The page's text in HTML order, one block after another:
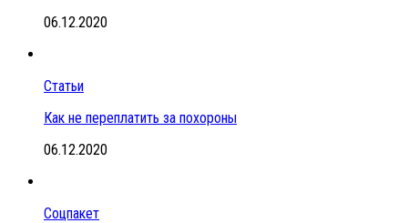
06.12.2020
Статьи
Как не переплатить за похороны
06.12.2020
Соцпакет